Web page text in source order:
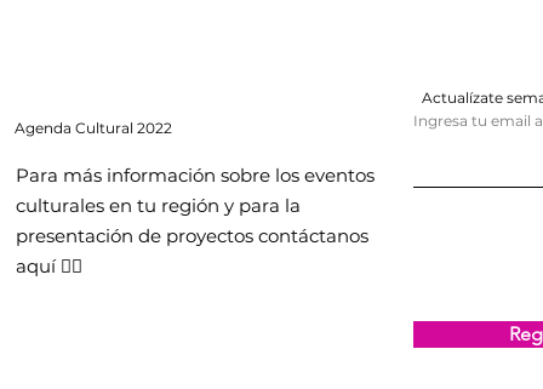
Agenda Cultural 2022
Para más información sobre los eventos
culturales en tu región y para la
presentación de proyectos contáctanos
aquí 👇🏻
Actualízate
Ingresa tu email